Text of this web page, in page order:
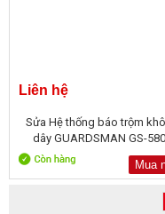
Liên hệ
Sửa Hệ thống báo trộm
dây GUARDSMAN GS-
Mua